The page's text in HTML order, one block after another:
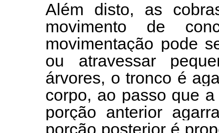
Além disto, as
movimento de
movimentação pode
ou atravessar
árvores, o tronco é
corpo, ao passo que
porção anterior
porção posterior é